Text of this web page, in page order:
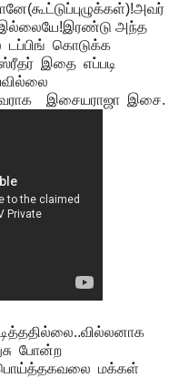
அந்த
டப்பிங் கொடுக்க
இதை எப்படி
இசையராஜா இசை.
போன்ற
மக்கள்